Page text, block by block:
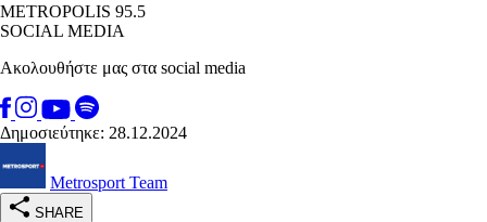
METROPOLIS 95.5
SOCIAL MEDIA
Ακολουθήστε μας στα social media
Δημοσιεύτηκε: 28.12.2024
Metrosport Team
SHARE